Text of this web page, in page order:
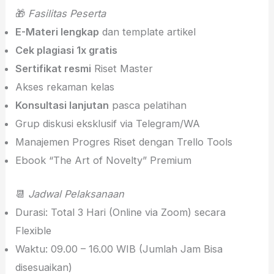
🎁 Fasilitas Peserta
E-Materi lengkap dan template artikel
Cek plagiasi 1x gratis
Sertifikat resmi Riset Master
Akses rekaman kelas
Konsultasi lanjutan pasca pelatihan
Grup diskusi eksklusif via Telegram/WA
Manajemen Progres Riset dengan Trello Tools
Ebook “The Art of Novelty” Premium
📆 Jadwal Pelaksanaan
Durasi: Total 3 Hari (Online via Zoom) secara
Flexible
Waktu: 09.00 – 16.00 WIB (Jumlah Jam Bisa
disesuaikan)